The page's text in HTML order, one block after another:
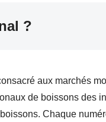
?
aux marchés
de boissons des
Chaque